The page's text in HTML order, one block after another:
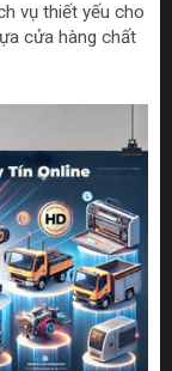
vụ thiết yếu cho
cửa hàng chất